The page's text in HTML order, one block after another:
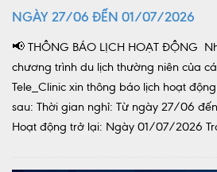
NGÀY 27/06 ĐẾN 01/07/2026
📢 THÔNG BÁO LỊCH HOẠT ĐỘNG
chương trình du lịch thường niên của
Tele_Clinic xin thông báo lịch hoạt
sau: Thời gian nghỉ: Từ ngày 27/06
Hoạt động trở lại: Ngày 01/07/2026